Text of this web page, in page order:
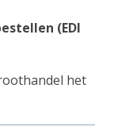
(EDI
het